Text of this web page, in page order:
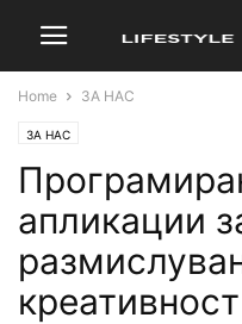
Home ЗА НАС
ЗА НАС
апликации
креативност